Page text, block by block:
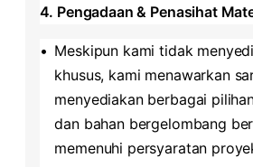
​4. Pengadaan & Penasihat
• Meskipun kami tidak
khusus, kami menawarkan
menyediakan berbagai
dan bahan bergelombang
memenuhi persyaratan